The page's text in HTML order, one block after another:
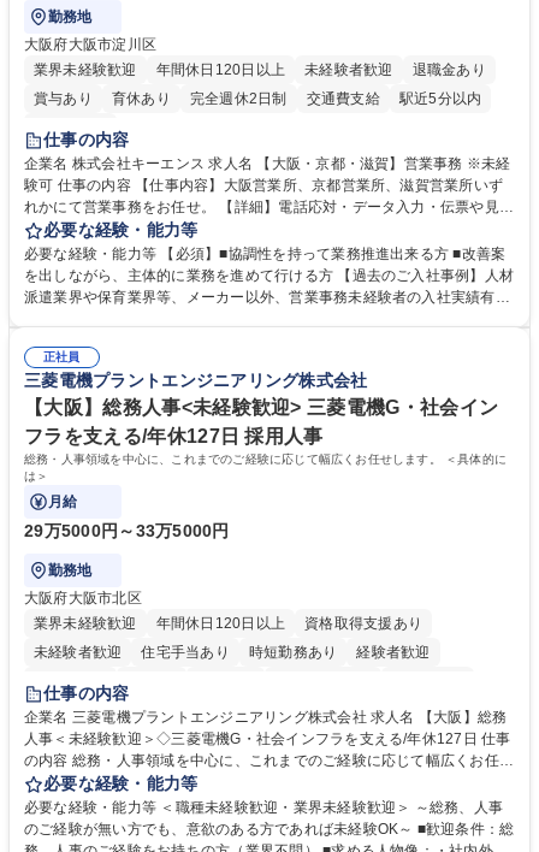
勤務地
大阪府大阪市淀川区
業界未経験歓迎
年間休日120日以上 未経験者歓迎
退職金あり
賞与あり
育休あり 完全週休2日制 交通費支給
駅近5分以内
土日祝休み
仕事の内容
企業名 株式会社キーエンス 求人名 【大阪・京都・滋賀】営業事務 ※未経
験可 仕事の内容 【仕事内容】大阪営業所、京都営業所、滋賀営業所いず
れかにて営業事務をお任せ。 【詳細】電話応対・データ入力・伝票や見積
の作成・カタログ送付・来客対応・営業所内で発生する事務業務や業務改
善をお任せ。 【教育制度】ご入社後、育成担当とペアになりながらOJTに
て業務を覚えていただくことが可能です。業務システムがきちんと構築さ
れているため、スムーズに仕事に慣れることができる環境です。また、
募集職種 【大阪・京都・滋賀】営業事務 ※未経験可
必要な経験・能力等
必要な経験・能力等 【必須】■協調性を持って業務推進出来る方 ■改善案
を出しながら、主体的に業務を進めて行ける方 【過去のご入社事例】人材
派遣業界や保育業界等、メーカー以外、営業事務未経験者の入社実績有
えて、お客様や社員の状況に合わせ、能動的なサポート、改善の動きも期
待され。組織を支えるスペシャリストとして、チームに貢献し、結果的に
社員から頼られる存在になることができます。平均19:30の退勤以降の業
務の持ち帰りも禁止されており、メリハリのある働き方となります。 学
歴・資格 学歴：大学院 大学 高専 短大 語学力： 資格：
正社員
三菱電機プラントエンジニアリング株式会社
【大阪】総務人事<未経験歓迎> 三菱電機G・社会イン
フラを支える/年休127日 採用人事
総務・人事領域を中心に、これまでのご経験に応じて幅広くお任せします。 ＜具体的に
は＞
月給
29万5000円～33万5000円
勤務地
大阪府大阪市北区
業界未経験歓迎
年間休日120日以上
資格取得支援あり
未経験者歓迎
住宅手当あり 時短勤務あり
経験者歓迎
退職金あり
駅近5分以内
土日祝休み 服装自由 寮・社宅あり 食事補助あり
仕事の内容
企業名 三菱電機プラントエンジニアリング株式会社 求人名 【大阪】総務
人事＜未経験歓迎＞◇三菱電機G・社会インフラを支える/年休127日 仕事
の内容 総務・人事領域を中心に、これまでのご経験に応じて幅広くお任せ
します。 ＜具体的には＞ ・総務/人事労務（給与・社保・勤怠管理など）
・採用・教育研修 ・福利厚生運用 など ※基本的には事務所勤務ですが、
採用や教育等の業務内容により、関西圏以外への日帰り・宿泊を伴う国内
出張もございます。 ※担当業務を持ちつつ、お互いに助け合いながら、総
必要な経験・能力等
必要な経験・能力等 ＜職種未経験歓迎・業界未経験歓迎＞ ～総務、人事
のご経験が無い方でも、意欲のある方であれば未経験OK～ ■歓迎条件：総